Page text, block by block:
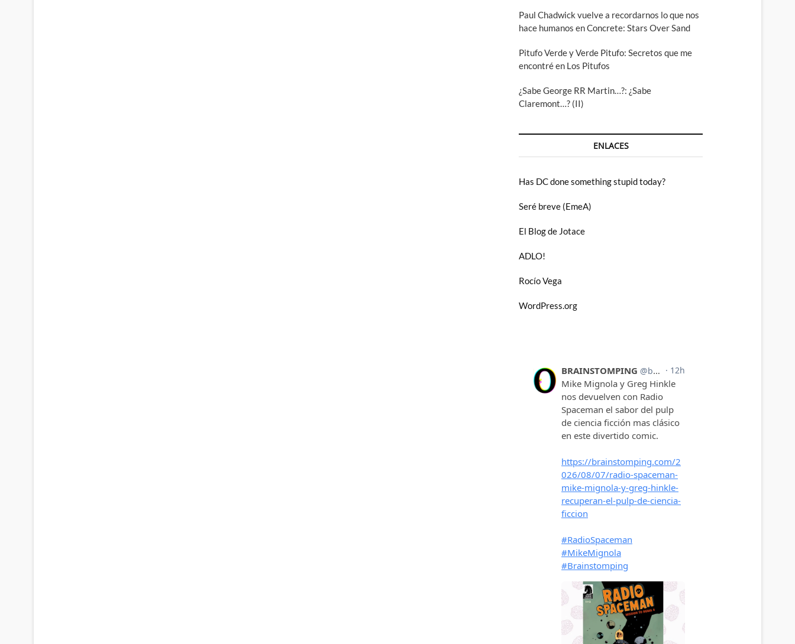
Paul Chadwick vuelve a recordarnos lo que nos
hace humanos en Concrete: Stars Over Sand
Pitufo Verde y Verde Pitufo: Secretos que me
encontré en Los Pitufos
¿Sabe George RR Martin…?: ¿Sabe
Claremont…? (II)
ENLACES
Has DC done something stupid today?
Seré breve (EmeA)
El Blog de Jotace
ADLO!
Rocío Vega
WordPress.org